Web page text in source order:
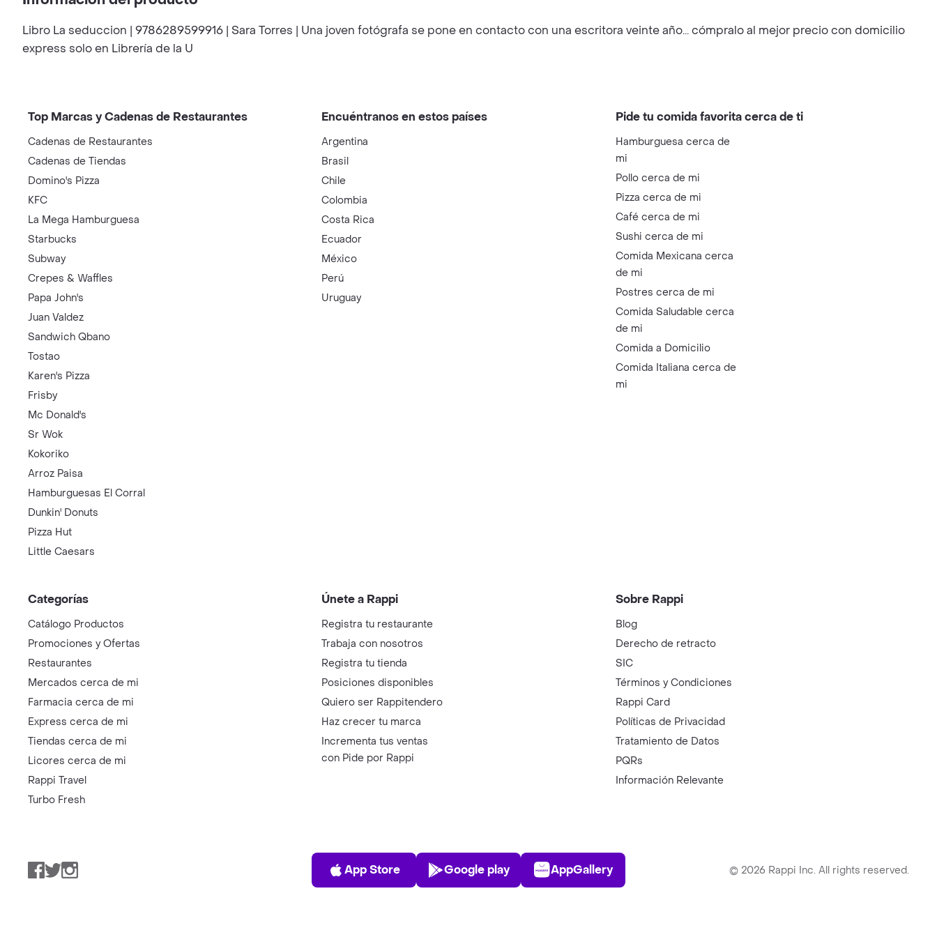
Libro La seduccion | 9786289599916 | Sara Torres | Una joven fotógrafa se pone en contacto con una escritora veinte año... cómpralo al mejor precio con domicilio
express solo en Librería de la U
Top Marcas y Cadenas de Restaurantes
Cadenas de Restaurantes
Cadenas de Tiendas
Domino's Pizza
KFC
La Mega Hamburguesa
Starbucks
Subway
Crepes & Waffles
Papa John's
Juan Valdez
Sandwich Qbano
Tostao
Karen's Pizza
Frisby
Mc Donald's
Sr Wok
Kokoriko
Arroz Paisa
Hamburguesas El Corral
Dunkin' Donuts
Pizza Hut
Little Caesars
Encuéntranos en estos países
Argentina
Brasil
Chile
Colombia
Costa Rica
Ecuador
México
Perú
Uruguay
Pide tu comida favorita cerca de ti
Hamburguesa cerca de
mi
Pollo cerca de mi
Pizza cerca de mi
Café cerca de mi
Sushi cerca de mi
Comida Mexicana cerca
de mi
Postres cerca de mi
Comida Saludable cerca
de mi
Comida a Domicilio
Comida Italiana cerca de
mi
Categorías
Catálogo Productos
Promociones y Ofertas
Restaurantes
Mercados cerca de mi
Farmacia cerca de mi
Express cerca de mi
Tiendas cerca de mi
Licores cerca de mi
Rappi Travel
Turbo Fresh
Únete a Rappi
Registra tu restaurante
Trabaja con nosotros
Registra tu tienda
Posiciones disponibles
Quiero ser Rappitendero
Haz crecer tu marca
Incrementa tus ventas
con Pide por Rappi
Sobre Rappi
Blog
Derecho de retracto
SIC
Términos y Condiciones
Rappi Card
Políticas de Privacidad
Tratamiento de Datos
PQRs
Información Relevante
Facebook
TwitterInstagram
App Store
App Store
Play Store
Google play
AppGallery
AppGallery © 2026 Rappi Inc. All rights reserved.